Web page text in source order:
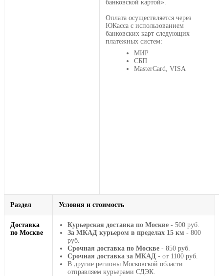
банковской картой».
Оплата осуществляется через
ЮКасса с использованием
банковских карт следующих
платежных систем:
МИР
СБП
MasterCard, VISA
Раздел Условия и стоимость
Доставка
по Москве
Курьерская доставка по Москве - 500 руб.
За МКАД курьером в пределах 15 км - 800
руб.
Срочная доставка по Москве - 850 руб.
Срочная доставка за МКАД - от 1100 руб.
В другие регионы Московской области
отправляем курьерами СДЭК.